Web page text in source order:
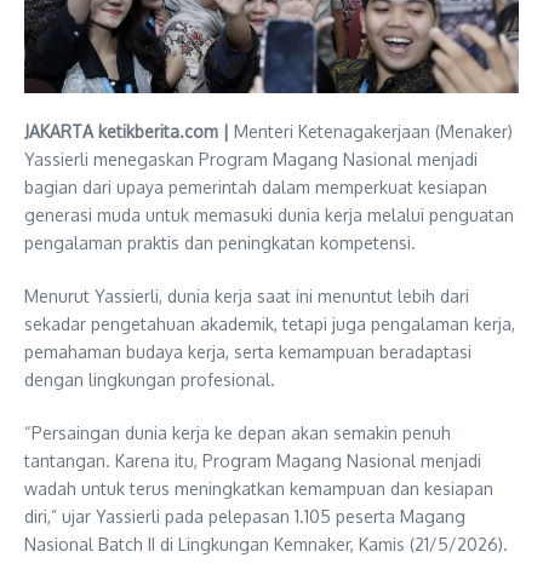
JAKARTA ketikberita.com | Menteri Ketenagakerjaan (Menaker)
Yassierli menegaskan Program Magang Nasional menjadi
bagian dari upaya pemerintah dalam memperkuat kesiapan
generasi muda untuk memasuki dunia kerja melalui penguatan
pengalaman praktis dan peningkatan kompetensi.
Menurut Yassierli, dunia kerja saat ini menuntut lebih dari
sekadar pengetahuan akademik, tetapi juga pengalaman kerja,
pemahaman budaya kerja, serta kemampuan beradaptasi
dengan lingkungan profesional.
“Persaingan dunia kerja ke depan akan semakin penuh
tantangan. Karena itu, Program Magang Nasional menjadi
wadah untuk terus meningkatkan kemampuan dan kesiapan
diri,” ujar Yassierli pada pelepasan 1.105 peserta Magang
Nasional Batch II di Lingkungan Kemnaker, Kamis (21/5/2026).